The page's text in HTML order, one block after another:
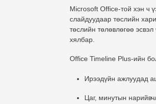
Microsoft Office-той хэн ч
слайдуудаар төслийн
төслийн төлөвлөгөө
хялбар.
Office Timeline Plus-ийн
Ирээдүйн ажлуудад
Цаг, минутын